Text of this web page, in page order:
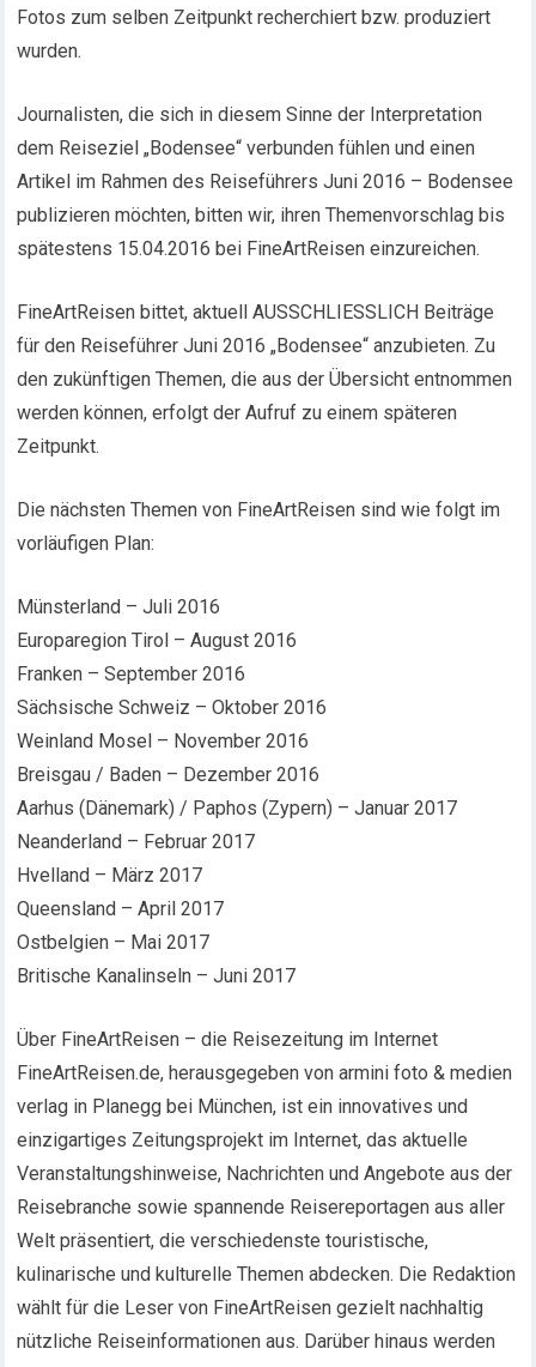
Fotos zum selben Zeitpunkt recherchiert bzw. produziert
wurden.
Journalisten, die sich in diesem Sinne der Interpretation
dem Reiseziel „Bodensee“ verbunden fühlen und einen
Artikel im Rahmen des Reiseführers Juni 2016 – Bodensee
publizieren möchten, bitten wir, ihren Themenvorschlag bis
spätestens 15.04.2016 bei FineArtReisen einzureichen.
FineArtReisen bittet, aktuell AUSSCHLIESSLICH Beiträge
für den Reiseführer Juni 2016 „Bodensee“ anzubieten. Zu
den zukünftigen Themen, die aus der Übersicht entnommen
werden können, erfolgt der Aufruf zu einem späteren
Zeitpunkt.
Die nächsten Themen von FineArtReisen sind wie folgt im
vorläufigen Plan:
Münsterland – Juli 2016
Europaregion Tirol – August 2016
Franken – September 2016
Sächsische Schweiz – Oktober 2016
Weinland Mosel – November 2016
Breisgau / Baden – Dezember 2016
Aarhus (Dänemark) / Paphos (Zypern) – Januar 2017
Neanderland – Februar 2017
Hvelland – März 2017
Queensland – April 2017
Ostbelgien – Mai 2017
Britische Kanalinseln – Juni 2017
Über FineArtReisen – die Reisezeitung im Internet
FineArtReisen.de, herausgegeben von armini foto & medien
verlag in Planegg bei München, ist ein innovatives und
einzigartiges Zeitungsprojekt im Internet, das aktuelle
Veranstaltungshinweise, Nachrichten und Angebote aus der
Reisebranche sowie spannende Reisereportagen aus aller
Welt präsentiert, die verschiedenste touristische,
kulinarische und kulturelle Themen abdecken. Die Redaktion
wählt für die Leser von FineArtReisen gezielt nachhaltig
nützliche Reiseinformationen aus. Darüber hinaus werden